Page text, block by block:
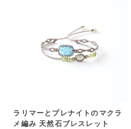
ラリマーとプレナイトのマクラ
メ編み 天然石ブレスレット